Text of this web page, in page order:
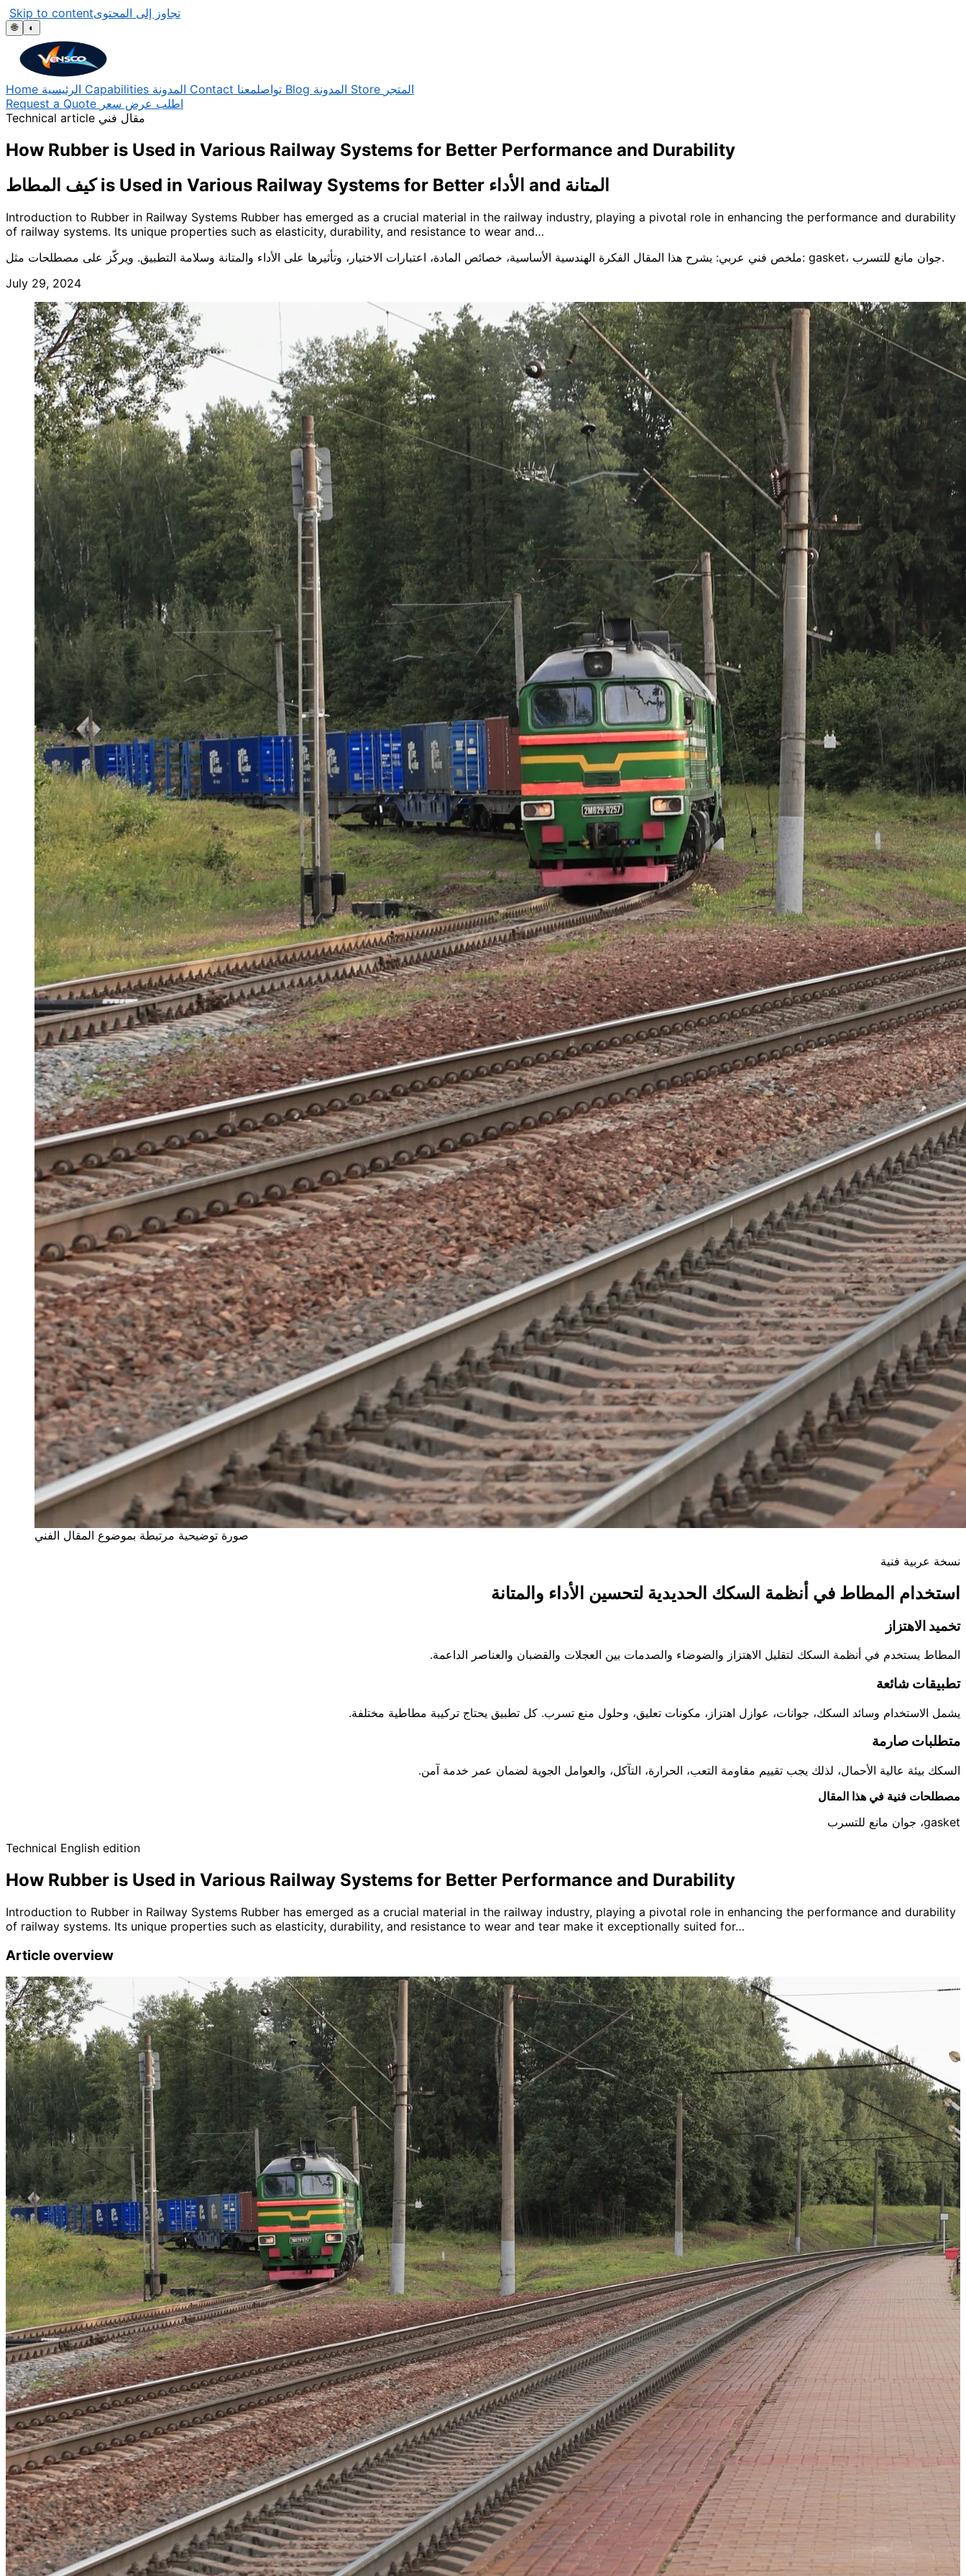
Skip to contentتجاوز إلى المحتوى
🌐 ◐
Home الرئيسية Capabilities المدونة Contact تواصلمعنا Blog المدونة Store المتجر
Request a Quote اطلب عرض سعر
Technical article مقال فني
How Rubber is Used in Various Railway Systems for Better Performance and Durability
كيف المطاط is Used in Various Railway Systems for Better الأداء and المتانة
Introduction to Rubber in Railway Systems Rubber has emerged as a crucial material in the railway industry, playing a pivotal role in enhancing the performance and durability
of railway systems. Its unique properties such as elasticity, durability, and resistance to wear and…
ملخص فني عربي: يشرح هذا المقال الفكرة الهندسية الأساسية، خصائص المادة، اعتبارات الاختيار، وتأثيرها على الأداء والمتانة وسلامة التطبيق. ويركّز على مصطلحات مثل: gasket، جوان مانع للتسرب.
July 29, 2024
صورة توضيحية مرتبطة بموضوع المقال الفني
نسخة عربية فنية
استخدام المطاط في أنظمة السكك الحديدية لتحسين الأداء والمتانة
تخميد الاهتزاز
المطاط يستخدم في أنظمة السكك لتقليل الاهتزاز والضوضاء والصدمات بين العجلات والقضبان والعناصر الداعمة.
تطبيقات شائعة
يشمل الاستخدام وسائد السكك، جوانات، عوازل اهتزاز، مكونات تعليق، وحلول منع تسرب. كل تطبيق يحتاج تركيبة مطاطية مختلفة.
متطلبات صارمة
السكك بيئة عالية الأحمال، لذلك يجب تقييم مقاومة التعب، الحرارة، التآكل، والعوامل الجوية لضمان عمر خدمة آمن.
مصطلحات فنية في هذا المقال
gasket، جوان مانع للتسرب
Technical English edition
How Rubber is Used in Various Railway Systems for Better Performance and Durability
Introduction to Rubber in Railway Systems Rubber has emerged as a crucial material in the railway industry, playing a pivotal role in enhancing the performance and durability
of railway systems. Its unique properties such as elasticity, durability, and resistance to wear and tear make it exceptionally suited for…
Article overview